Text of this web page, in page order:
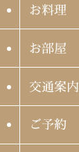
お料理
お部屋
交通案内
ご予約